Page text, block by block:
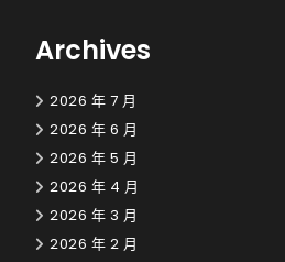
Archives
2026 年 7 月
2026 年 6 月
2026 年 5 月
2026 年 4 月
2026 年 3 月
2026 年 2 月